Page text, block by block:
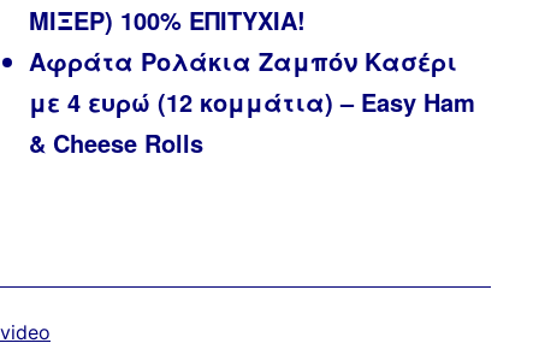
ΜΙΞΕΡ) 100% ΕΠΙΤΥΧΙΑ!
Αφράτα Ρολάκια Ζαμπόν Κασέρι
με 4 ευρώ (12 κομμάτια) – Easy Ham
& Cheese Rolls
Κατηγοριοποιημένα
video